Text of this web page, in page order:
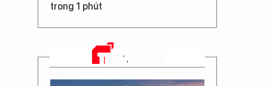
trong 1 phút
TRANG CHỦ